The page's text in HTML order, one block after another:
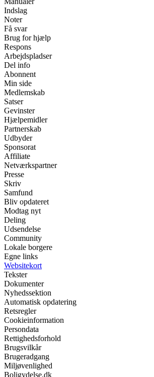
Indslag
Noter
Få svar
Brug for hjælp
Respons
Arbejdspladser
Del info
Abonnent
Min side
Medlemskab
Satser
Gevinster
Hjælpemidler
Partnerskab
Udbyder
Sponsorat
Affiliate
Netværkspartner
Presse
Skriv
Samfund
Bliv opdateret
Modtag nyt
Deling
Udsendelse
Community
Lokale borgere
Egne links
Websitekort
Tekster
Dokumenter
Nyhedssektion
Automatisk opdatering
Retsregler
Cookieinformation
Persondata
Rettighedsforhold
Brugsvilkår
Brugeradgang
Miljøvenlighed
Boligydelse.dk